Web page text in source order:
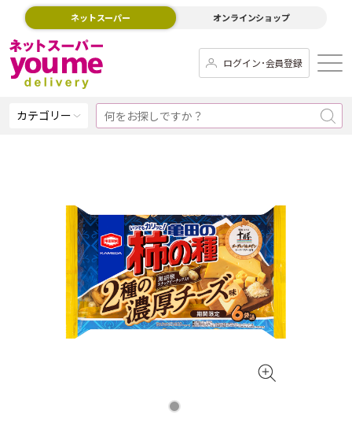
ネットスーパー オンラインショップ
ログイン･会員登録
カテゴリー